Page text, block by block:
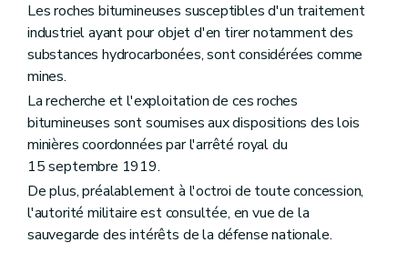
Art. 20
Art. 21
Titre IX Des expertises
Art. 22
Titre X
Art. 23
Les roches bitumineuses susceptibles d'un traitement
industriel ayant pour objet d'en tirer notamment des
substances hydrocarbonées, sont considérées comme
mines.
La recherche et l'exploitation de ces roches
bitumineuses sont soumises aux dispositions des lois
minières coordonnées par l'arrêté royal du
15 septembre 1919.
De plus, préalablement à l'octroi de toute concession,
l'autorité militaire est consultée, en vue de la
sauvegarde des intérêts de la défense nationale.